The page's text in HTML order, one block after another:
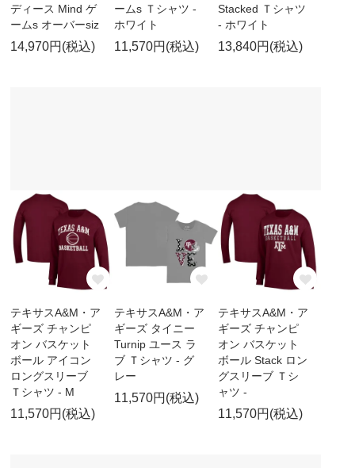
ディース Mind ゲ
ームs オーバーsiz
14,970円(税込)
ームs Ｔシャツ -
ホワイト
11,570円(税込)
Stacked Ｔシャツ
- ホワイト
13,840円(税込)
テキサスA&M・ア
ギーズ チャンピ
オン バスケット
ボール アイコン
ロングスリーブ
Ｔシャツ - M
11,570円(税込)
テキサスA&M・ア
ギーズ タイニー
Turnip ユース ラ
ブ Ｔシャツ - グ
レー
11,570円(税込)
テキサスA&M・ア
ギーズ チャンピ
オン バスケット
ボール Stack ロン
グスリーブ Ｔシ
ャツ -
11,570円(税込)